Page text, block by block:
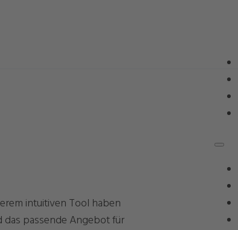
intuitiven Tool haben
das passende Angebot für